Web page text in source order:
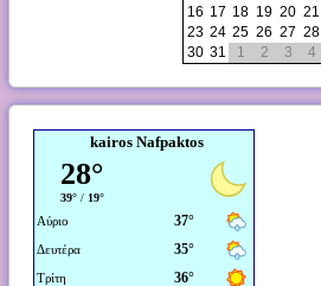
16 17 18 19 20 21
23 24 25 26 27 28
30 31 1 2 3 4
kairos Nafpaktos